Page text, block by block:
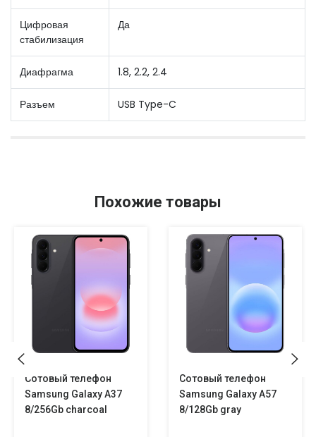
Цифровая
стабилизация
Да
Диафрагма 1.8, 2.2, 2.4
Разъем USB Type-C
Похожие товары
Сотовый телефон
Samsung Galaxy A37
8/256Gb charcoal
Сотовый телефон
Samsung Galaxy A57
8/128Gb gray